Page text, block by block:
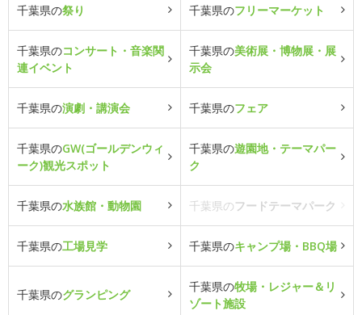
千葉県の祭り 千葉県のフリーマーケット
千葉県のコンサート・音楽関
連イベント
千葉県の美術展・博物展・展
示会
千葉県の演劇・講演会 千葉県のフェア
千葉県のGW(ゴールデンウィ
ーク)観光スポット
千葉県の遊園地・テーマパー
ク
千葉県の水族館・動物園 千葉県のフードテーマパーク
千葉県の工場見学 千葉県のキャンプ場・BBQ場
千葉県のグランピング
千葉県の牧場・レジャー＆リ
ゾート施設